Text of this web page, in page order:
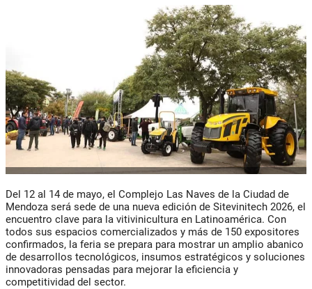
Del 12 al 14 de mayo, el Complejo Las Naves de la Ciudad de
Mendoza será sede de una nueva edición de Sitevinitech 2026, el
encuentro clave para la vitivinicultura en Latinoamérica. Con
todos sus espacios comercializados y más de 150 expositores
confirmados, la feria se prepara para mostrar un amplio abanico
de desarrollos tecnológicos, insumos estratégicos y soluciones
innovadoras pensadas para mejorar la eficiencia y
competitividad del sector.